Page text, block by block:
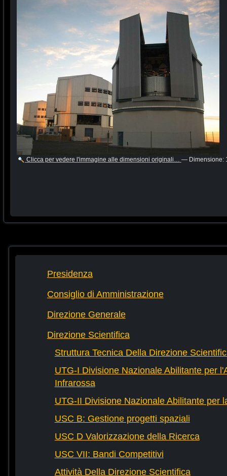
Clicca per vedere l'immagine alle dimensioni originali… — Dimensione:
Presidenza
Consiglio di Amministrazione
Direzione Generale
Direzione Scientifica
Struttura Tecnica Della Direzione
UTG-I Divisione Nazionale Abilitante per
Infrarossa
UTG-II Divisione Nazionale Abilitante per
USC B: Gestione progetti spaziali
USC D Valorizzazione della Ricerca
USC VII: Bandi Competitivi
Attività Della Direzione Scientifica